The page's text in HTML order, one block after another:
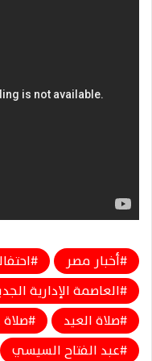
أخبار مصر
العاصمة الإدارية
صلاة العيد
عبد الفتاح السيسي